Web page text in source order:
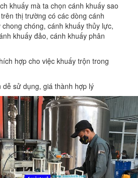
khuấy mà ta chọn cánh khuấy sao
thị trường có các dòng cánh
chóng, cánh khuấy thủy lực,
khuấy đảo, cánh khuấy phân
hợp cho việc khuấy trộn trong
sử dụng, giá thành hợp lý